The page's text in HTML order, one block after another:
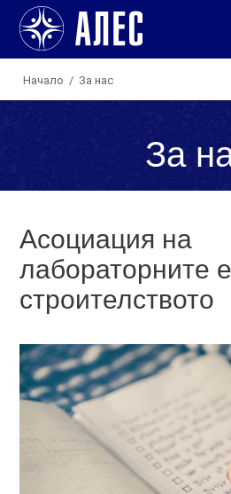
Начало / За нас
За
Асоциация на
лабораторните
строителството